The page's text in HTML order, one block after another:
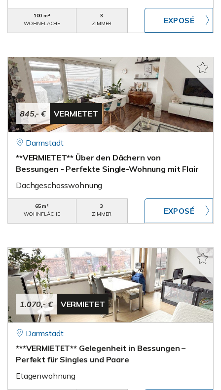
100 m²
WOHNFLÄCHE
3
ZIMMER
845,- € VERMIETET
Darmstadt
**VERMIETET** Über den Dächern von
Bessungen - Perfekte Single-Wohnung mit Flair
Dachgeschosswohnung
65 m²
WOHNFLÄCHE
3
ZIMMER
1.070,- € VERMIETET
Darmstadt
***VERMIETET** Gelegenheit in Bessungen –
Perfekt für Singles und Paare
Etagenwohnung